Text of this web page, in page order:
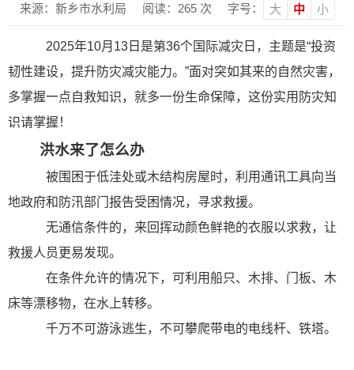
来源：新乡市水利局
阅读： 265次 字号： 大 中 小
2025年10月13日是第36个国际减灾日，主题是“投资
韧性建设，提升防灾减灾能力。”面对突如其来的自然灾害，
多掌握一点自救知识，就多一份生命保障，这份实用防灾知
识请掌握！
洪水来了怎么办
被围困于低洼处或木结构房屋时，利用通讯工具向当
地政府和防汛部门报告受困情况，寻求救援。
无通信条件的，来回挥动颜色鲜艳的衣服以求救，让
救援人员更易发现。
在条件允许的情况下，可利用船只、木排、门板、木
床等漂移物，在水上转移。
千万不可游泳逃生，不可攀爬带电的电线杆、铁塔。